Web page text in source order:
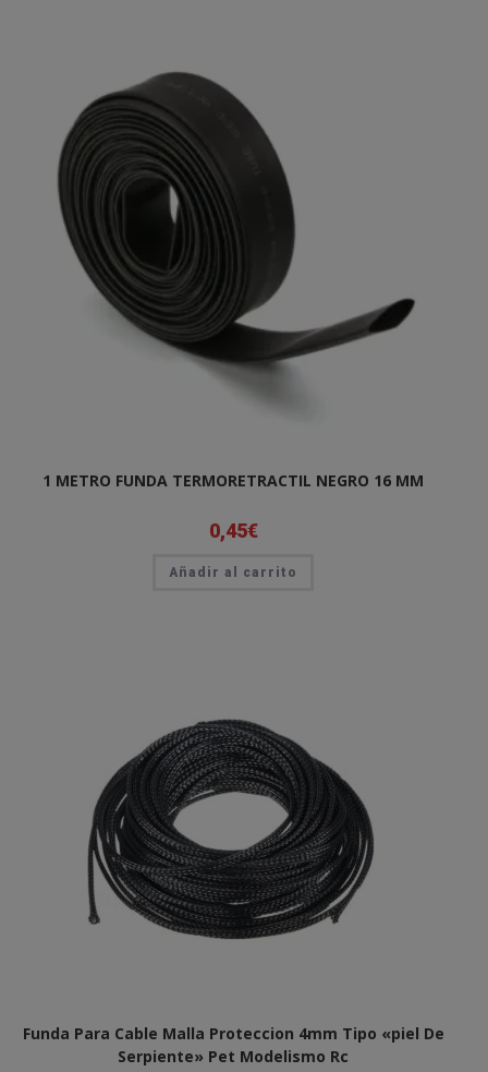
1 METRO FUNDA TERMORETRACTIL NEGRO 16 MM
0,45€
Añadir al carrito
Funda Para Cable Malla Proteccion 4mm Tipo «piel De
Serpiente» Pet Modelismo Rc